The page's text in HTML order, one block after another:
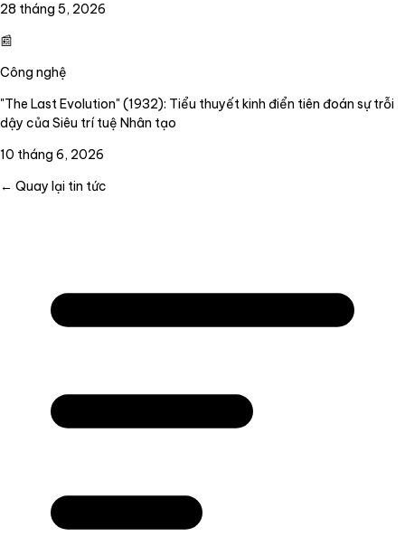
28 tháng 5, 2026
📰
Công nghệ
"The Last Evolution" (1932): Tiểu thuyết kinh điển tiên đoán sự trỗi
dậy của Siêu trí tuệ Nhân tạo
10 tháng 6, 2026
← Quay lại tin tức